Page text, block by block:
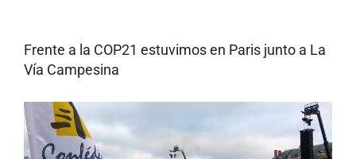
Frente a la COP21 estuvimos en Paris junto a La
Vía Campesina
Ver
imagen